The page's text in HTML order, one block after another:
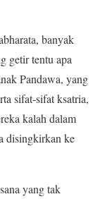
banyak
getir tentu apa
Pandawa, yang
sifat-sifat ksatria,
kalah dalam
disingkirkan ke
yang tak